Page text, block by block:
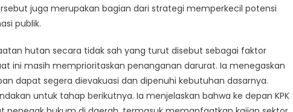
juga merupakan bagian dari strategi memperkecil potensi
publik.
hutan secara tidak sah yang turut disebut sebagai faktor
ini masih memprioritaskan penanganan darurat. Ia menegaskan
dapat segera dievakuasi dan dipenuhi kebutuhan dasarnya.
untuk tahap berikutnya. Ia menjelaskan bahwa ke depan KPK